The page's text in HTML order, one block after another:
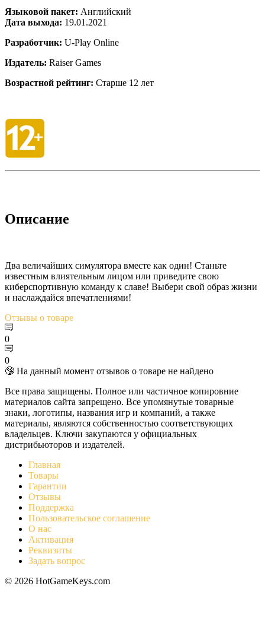
Языковой пакет: Английский
Дата выхода: 19.01.2021
Разработчик: U-Play Online
Издатель: Raiser Games
Возрастной рейтинг: Старше 12 лет
Описание
Два величайших симулятора вместе как один! Станьте
известным влиятельным лицом или приведите свою
киберспортивную команду к славе! Выбери свой образ жизни
и наслаждайся впечатлениями!
Отзывы о товаре
0
0
🤥 На данный момент отзывов о товаре не найдено
Все права защищены. Полное или частичное копировние
материалов сайта запрещено. Все упомянутые товарные
знаки, логотипы, названия игр и компаний, а также
материалы, являются собственностью соответствующих
владельцев. Ключи закупаются у официальных
дистрибьюторов и издателей.
Главная
Товары
Гарантии
Отзывы
Поддержка
Пользовательское соглашение
О нас
Активация
Реквизиты
Задать вопрос
© 2026 HotGameKeys.com